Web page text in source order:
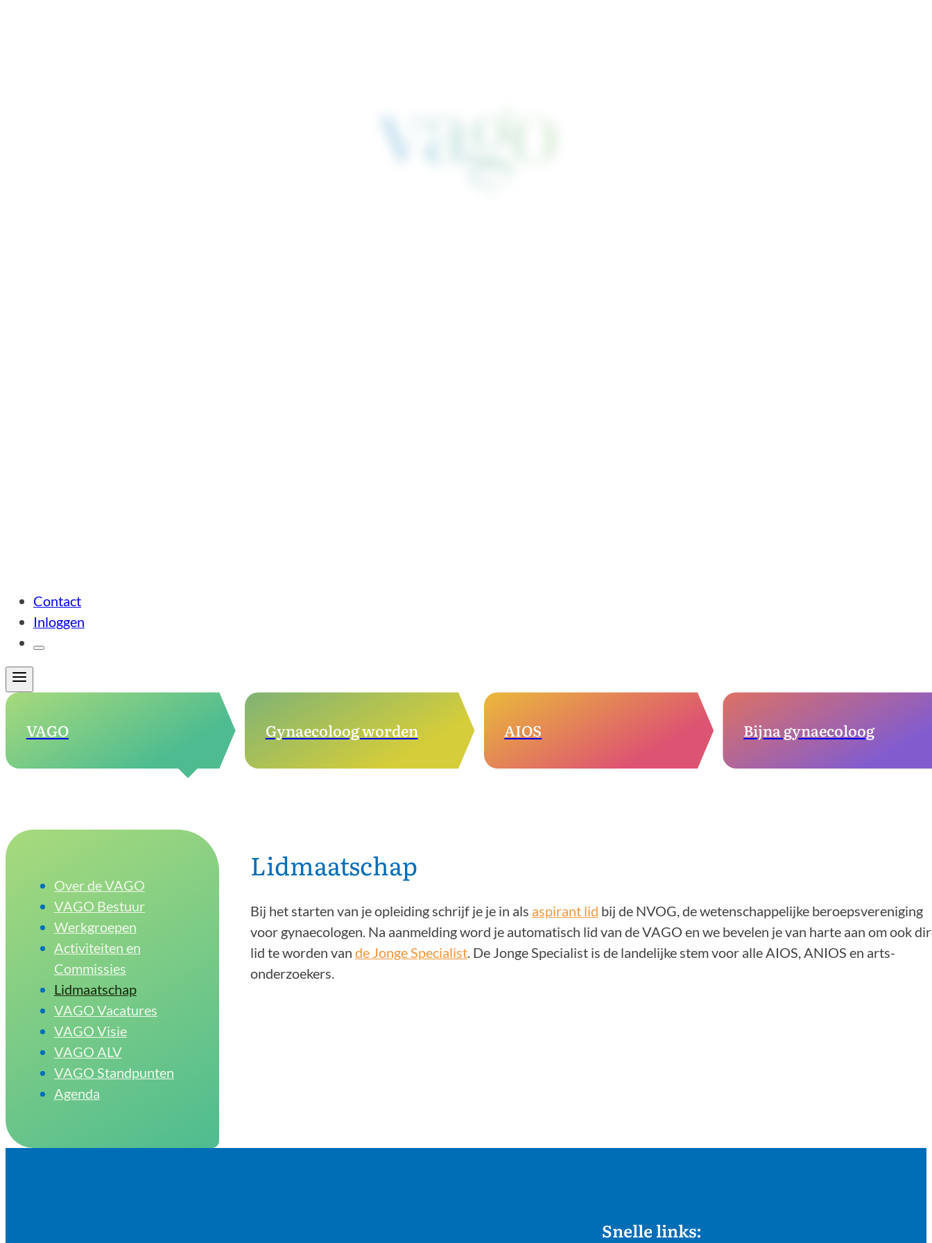
Contact
Inloggen
VAGO Gynaecoloog worden AIOS Bijna gynaecoloog
Over de VAGO
VAGO Bestuur
Werkgroepen
Activiteiten en
Commissies
Lidmaatschap
VAGO Vacatures
VAGO Visie
VAGO ALV
VAGO Standpunten
Agenda
Lidmaatschap
Bij het starten van je opleiding schrijf je je in als aspirant lid bij de NVOG, de wetenschappelijke beroepsvereniging
voor gynaecologen. Na aanmelding word je automatisch lid van de VAGO en we bevelen je van harte aan om ook
lid te worden van de Jonge Specialist. De Jonge Specialist is de landelijke stem voor alle AIOS, ANIOS en arts-
onderzoekers.
Snelle links: